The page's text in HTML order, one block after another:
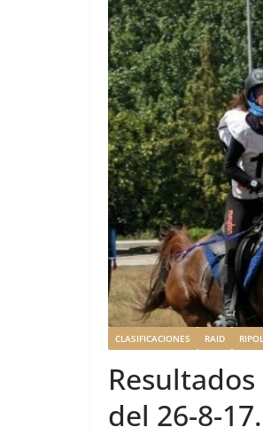
CLASIFICACIONES RAID
del 26-8-17.